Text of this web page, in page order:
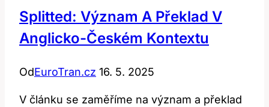
Splitted: Význam A Překlad V
Anglicko-Českém Kontextu
OdEuroTran.cz 16. 5. 2025
V článku se zaměříme na význam a překlad